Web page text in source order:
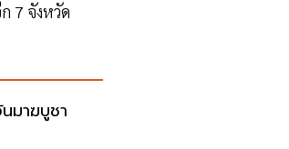
7 จังหวัด
มาฆบูชา